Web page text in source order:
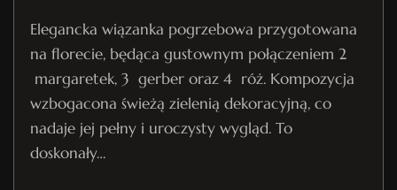
Elegancka wiązanka pogrzebowa przygotowana
na florecie, będąca gustownym połączeniem 2
margaretek, 3 gerber oraz 4 róż. Kompozycja
wzbogacona świeżą zielenią dekoracyjną, co
nadaje jej pełny i uroczysty wygląd. To
doskonały…